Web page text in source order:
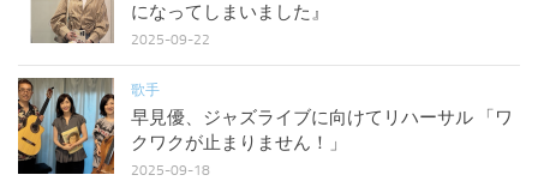
になってしまいました』
2025-09-22
歌手
早見優、ジャズライブに向けてリハーサル 「ワ
クワクが止まりません！」
2025-09-18